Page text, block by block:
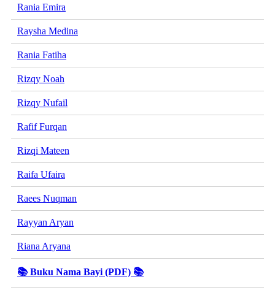
Rania Emira
Raysha Medina
Rania Fatiha
Rizqy Noah
Rizqy Nufail
Rafif Furqan
Rizqi Mateen
Raifa Ufaira
Raees Nuqman
Rayyan Aryan
Riana Aryana
📚 Buku Nama Bayi (PDF) 📚